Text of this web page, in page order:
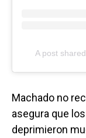
A post
Machado no
asegura que
deprimieron